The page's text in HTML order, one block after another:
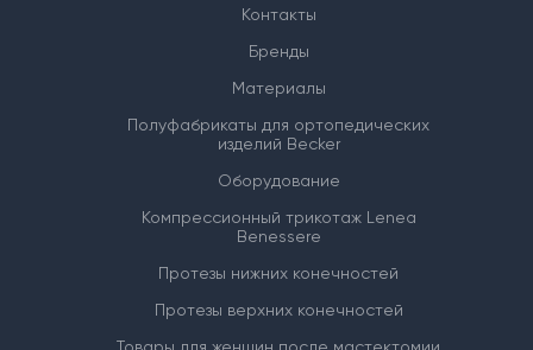
Контакты
Бренды
Материалы
Полуфабрикаты для ортопедических
изделий Becker
Оборудование
Компрессионный трикотаж Lenea
Benessere
Протезы нижних конечностей
Протезы верхних конечностей